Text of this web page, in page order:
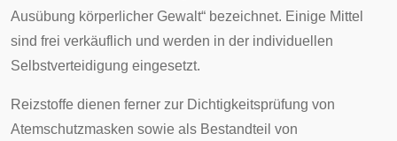
Ausübung körperlicher Gewalt“ bezeichnet. Einige Mittel
sind frei verkäuflich und werden in der individuellen
Selbstverteidigung eingesetzt.
Reizstoffe dienen ferner zur Dichtigkeitsprüfung von
Atemschutzmasken sowie als Bestandteil von